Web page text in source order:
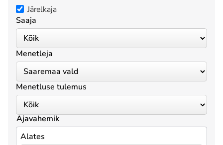
Järelkaja
Saaja
Menetleja
Menetluse tulemus
Ajavahemik
Alates